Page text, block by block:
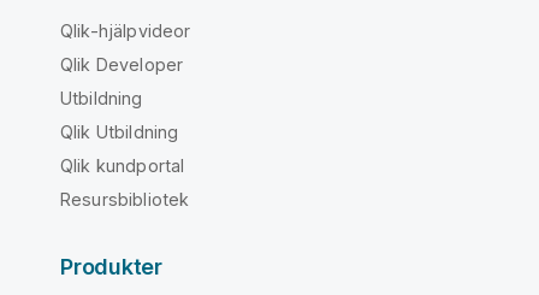
Qlik-hjälpvideor
Qlik Developer
Utbildning
Qlik Utbildning
Qlik kundportal
Resursbibliotek
Produkter